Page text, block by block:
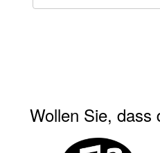
Wollen Sie, dass